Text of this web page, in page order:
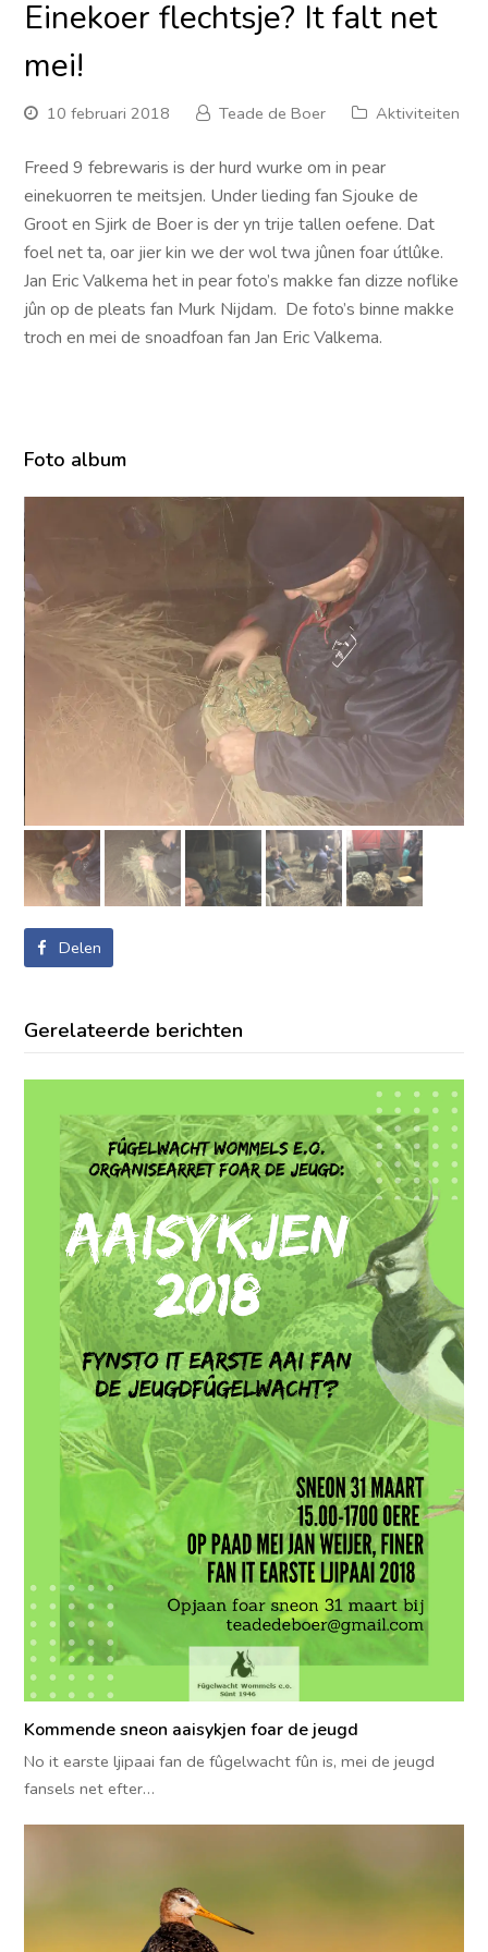
Einekoer flechtsje? It falt net
mei!
10 februari 2018 Teade de Boer Aktiviteiten
Freed 9 febrewaris is der hurd wurke om in pear
einekuorren te meitsjen. Under lieding fan Sjouke de
Groot en Sjirk de Boer is der yn trije tallen oefene. Dat
foel net ta, oar jier kin we der wol twa jûnen foar útlûke.
Jan Eric Valkema het in pear foto’s makke fan dizze noflike
jûn op de pleats fan Murk Nijdam. De foto’s binne makke
troch en mei de snoadfoan fan Jan Eric Valkema.
Foto album
Delen
Gerelateerde berichten
Kommende sneon aaisykjen foar de jeugd
No it earste ljipaai fan de fûgelwacht fûn is, mei de jeugd
fansels net efter…